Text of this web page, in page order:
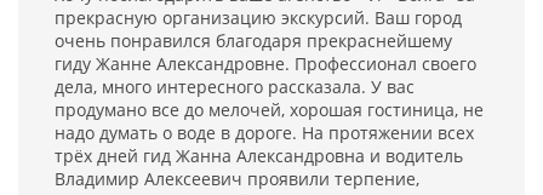
прекрасную организацию экскурсий. Ваш город
очень понравился благодаря прекраснейшему
гиду Жанне Александровне. Профессионал своего
дела, много интересного рассказала. У вас
продумано все до мелочей, хорошая гостиница, не
надо думать о воде в дороге. На протяжении всех
трёх дней гид Жанна Александровна и водитель
Владимир Алексеевич проявили терпение,